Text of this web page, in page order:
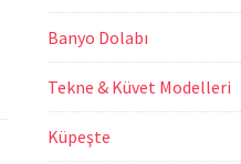
Banyo Dolabı
Tekne & Küvet Modelleri
Küpeşte